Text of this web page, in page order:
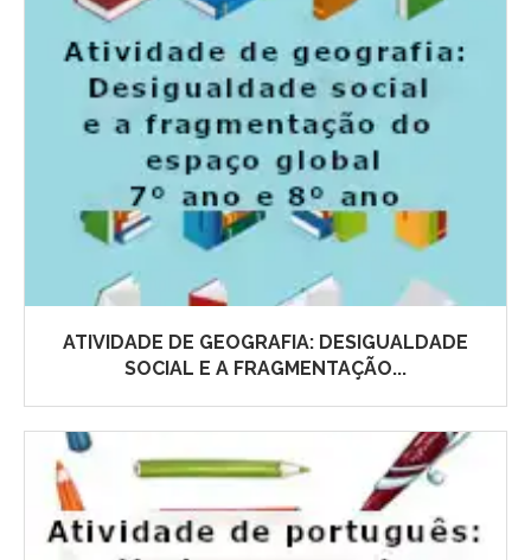
ATIVIDADE DE GEOGRAFIA: DESIGUALDADE
SOCIAL E A FRAGMENTAÇÃO...